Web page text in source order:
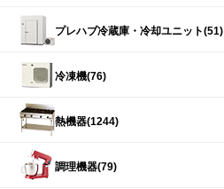
プレハブ冷蔵庫・冷却ユニット(51)
冷凍機(76)
熱機器(1244)
調理機器(79)